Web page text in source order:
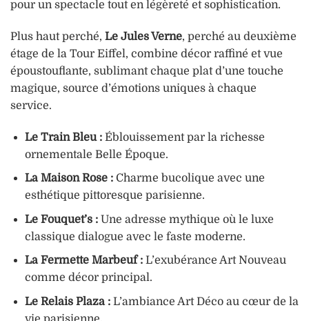
pour un spectacle tout en légèreté et sophistication.
Plus haut perché, Le Jules Verne, perché au deuxième
étage de la Tour Eiffel, combine décor raffiné et vue
époustouflante, sublimant chaque plat d’une touche
magique, source d’émotions uniques à chaque
service.
Le Train Bleu :Éblouissement par la richesse
ornementale Belle Époque.
La Maison Rose :Charme bucolique avec une
esthétique pittoresque parisienne.
Le Fouquet’s :Une adresse mythique où le luxe
classique dialogue avec le faste moderne.
La Fermette Marbeuf :L’exubérance Art Nouveau
comme décor principal.
Le Relais Plaza :L’ambiance Art Déco au cœur de la